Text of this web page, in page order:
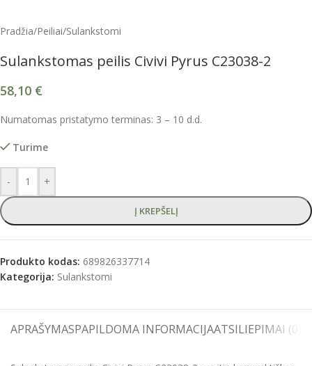
Pradžia/Peiliai/Sulankstomi
Sulankstomas peilis Civivi Pyrus C23038-2
58,10 €
Numatomas pristatymo terminas: 3 – 10 d.d.
Turime
- +
Į KREPŠELĮ
Produkto kodas: 689826337714
Kategorija: Sulankstomi
APRAŠYMASPAPILDOMA INFORMACIJAATSILIEPIMAI (0)